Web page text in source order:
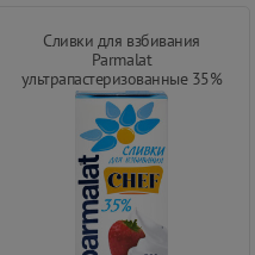
Сливки для взбивания
Parmalat
ультрапастеризованные 35%
500 гр